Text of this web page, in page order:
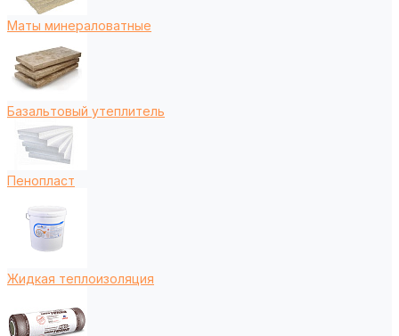
Маты минераловатные
Базальтовый утеплитель
Пенопласт
Жидкая теплоизоляция